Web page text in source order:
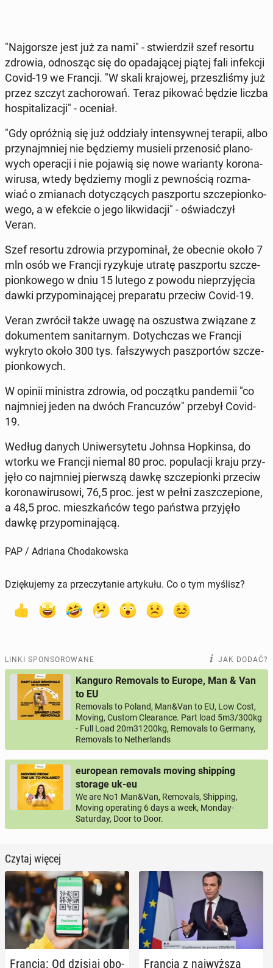
"Naj­gor­sze jest już za nami" - stwier­dził szef resortu
zdrowia, od­no­sząc się do opa­da­ją­cej piątej fali in­fek­cji
Covid-19 we Francji. "W skali kra­jo­wej, prze­szli­śmy już
przez szczyt za­cho­ro­wań. Teraz pikować będzie liczba
ho­spi­ta­li­za­cji" - oceniał.
"Gdy opróż­nią się już od­dzia­ły in­ten­syw­nej terapii, albo
przy­naj­mniej nie bę­dzie­my musieli prze­no­sić pla­no­
wych ope­ra­cji i nie pojawią się nowe wa­rian­ty ko­ro­na­
wi­ru­sa, wtedy bę­dzie­my mogli z pew­no­ścią roz­ma­
wiać o zmia­nach do­ty­czą­cych pasz­por­tu szcze­pion­ko­
we­go, a w efekcie o jego li­kwi­da­cji" - oświad­czył
Veran.
Szef resortu zdrowia przy­po­mi­nał, że obecnie około 7
mln osób we Francji ry­zy­ku­je utratę pasz­por­tu szcze­
pion­ko­we­go w dniu 15 lutego z powodu nie­przy­ję­cia
dawki przy­po­mi­na­ją­cej pre­pa­ra­tu przeciw Covid-19.
Veran zwrócił także uwagę na oszu­stwa zwią­za­ne z
do­ku­men­tem sa­ni­tar­nym. Do­tych­czas we Francji
wykryto około 300 tys. fał­szy­wych pasz­por­tów szcze­
pion­ko­wych.
W opinii mi­ni­stra zdrowia, od po­cząt­ku pan­de­mii "co
naj­mniej jeden na dwóch Fran­cu­zów" przebył Covid-
19.
Według danych Uni­wer­sy­te­tu Johnsa Hop­kin­sa, do
wtorku we Francji niemal 80 proc. po­pu­la­cji kraju przy­
ję­ło co naj­mniej pierw­szą dawkę szcze­pion­ki przeciw
ko­ro­na­wi­ru­so­wi, 76,5 proc. jest w pełni za­szcze­pio­ne,
a 48,5 proc. miesz­kań­ców tego państwa przy­ję­ło
dawkę przy­po­mi­na­ją­cą.
PAP / Adriana Chodakowska
Dziękujemy za przeczytanie artykułu. Co o tym myślisz?
LINKI SPONSOROWANE JAK DODAĆ?
Kanguro Removals to Europe, Man & Van
to EU
Removals to Poland, Man&Van to EU, Low Cost,
Moving, Custom Clearance. Part load 5m3/300kg
- Full Load 20m31200kg, Removals to Germany,
Removals to Netherlands
european removals moving shipping
storage uk-eu
We are No1 Man&Van, Removals, Shipping,
Moving operating 6 days a week, Monday-
Saturday, Door to Door.
Czytaj więcej
Francja: Od dzisiaj obo­ Francja z naj­wyż­szą